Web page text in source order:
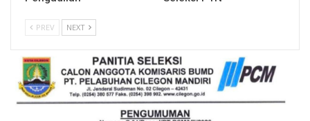
PREV NEXT